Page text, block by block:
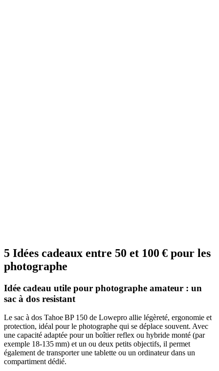
5 Idées cadeaux entre 50 et 100 € pour les
photographe
Idée cadeau utile pour photographe amateur : un
sac à dos resistant
Le sac à dos Tahoe BP 150 de Lowepro allie légèreté, ergonomie et
protection, idéal pour le photographe qui se déplace souvent. Avec
une capacité adaptée pour un boîtier reflex ou hybride monté (par
exemple 18‑135 mm) et un ou deux petits objectifs, il permet
également de transporter une tablette ou un ordinateur dans un
compartiment dédié.